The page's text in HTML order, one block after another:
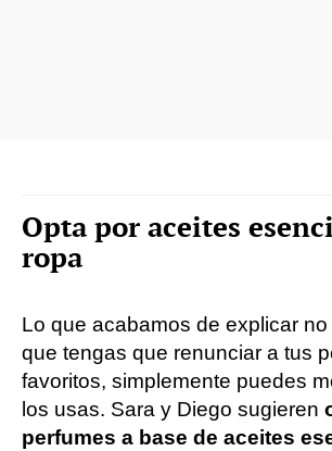
Opta por aceites
ropa
Lo que acabamos de explicar
que tengas que renunciar a tus
favoritos, simplemente puedes
los usas. Sara y Diego sugieren
perfumes a base de aceites